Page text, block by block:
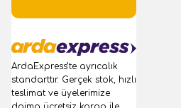
ArdaExpress’te ayrıcalık
standarttır. Gerçek stok, hızlı
teslimat ve üyelerimize